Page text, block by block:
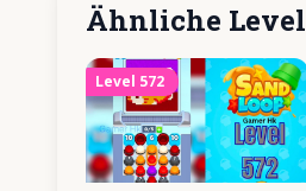
Ähnliche Level
Level 572